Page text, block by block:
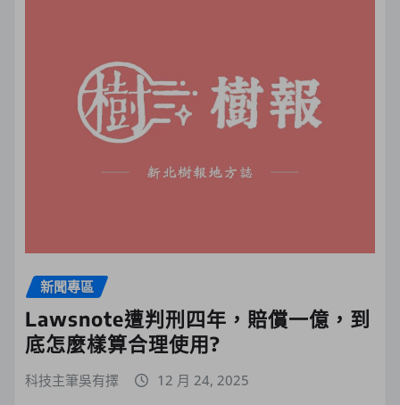
新聞專區
Lawsnote遭判刑四年，賠償一億，到
底怎麼樣算合理使用?
科技主筆吳有擇 12 月 24, 2025